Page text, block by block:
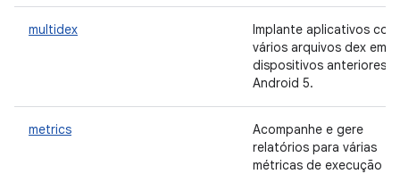
multidex
Implante aplicativos com
vários arquivos dex em
dispositivos anteriores
Android 5.
metrics
Acompanhe e gere
relatórios para várias
métricas de execução